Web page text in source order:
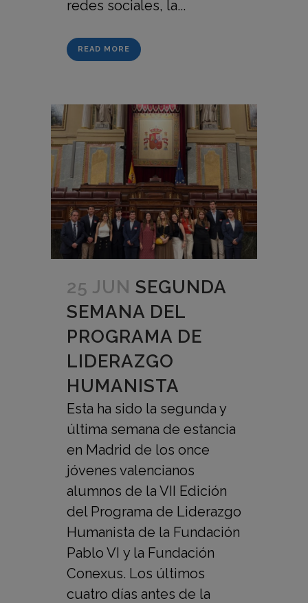
redes sociales, la...
READ MORE
25 JUN SEGUNDA
SEMANA DEL
PROGRAMA DE
LIDERAZGO
HUMANISTA
Esta ha sido la segunda y
última semana de estancia
en Madrid de los once
jóvenes valencianos
alumnos de la VII Edición
del Programa de Liderazgo
Humanista de la Fundación
Pablo VI y la Fundación
Conexus. Los últimos
cuatro días antes de la